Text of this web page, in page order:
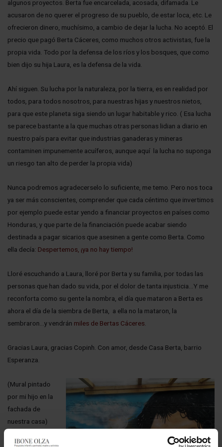
algunos proyectos. Berta fue encarcelada, acosada, difamada. Le
acusaron de no querer el progreso de su pueblo, de estar loca, etc. Le
ofrecieron dinero, muchísimo, a cambio de dejar la lucha. No aceptó. El
precio que pagó Berta Cáceres, como muchos otros activistas, fue la
propia vida. Todo por la defensa de los ríos y los bosques, que como
bien dijo su hija Laura, es la defensa de la vida.
Ahí siguen. Su lucha por la naturaleza, por la tierra, es en realidad por
todos, para todos nosotros, para nuestras hijas y nuestros nietos,
para que este planeta siga siendo un lugar habitable y rico. ( Esa lucha
se parece bastante a la que muchas otras personas lidian a diario en
nuestro país para evitar que industrias ganaderas y mineras
contaminen impunemente acuíferos, aunque aquí la lucha no suponga
un riesgo tan alto de perder la propia vida)
Nunca podremos agradecerselo lo suficiente, me temo. Pero nos toca
ya ser más conscientes, comprender que cada céntimo que invertimos
por ejemplo puede estar yendo a financiar proyectos en países como
Honduras, y que parte de la financiación puede acabar siendo
destinada a pagar sicarios que asesinen a gente como Berta. Como
ella decía: Despertemos, ¡ya no hay tiempo!
Lloré escuchando a Laura, lloré por Berta y su familia, por todas las
personas que han dado su vida, por el dolor de tanta injusticia…Y me
reconforta como su gente la nombra, el día que mataron a Berta es
ahora el día de la siembra de Berta, a ella no la mataron, la
sembraron…y vendrán miles de Bertas Cáceres
Gracias Laura, gracias Copinh. Con amor, desde Casa Berta, barrio
Esperanza.
(Mural pintado
por mi hijo en la
fachada de
nuestra casa)